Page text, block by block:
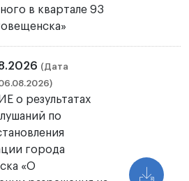
в квартале 93
(Дата
о результатах
по
города
«О